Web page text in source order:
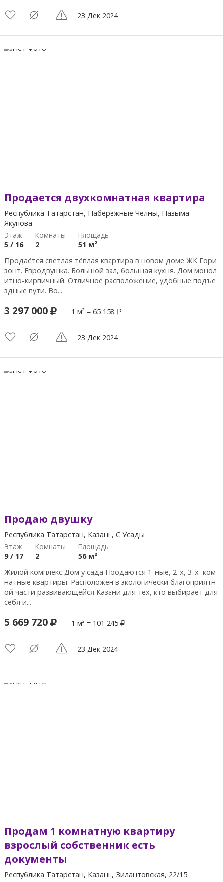
23 Дек 2024
Продается двухкомнатная квартира
Республика Татарстан, Набережные Челны, Назыма
Якупова
5 / 16 2
51 м²
Продаётся светлая тёплая квартира в новом доме ЖК Гори
зонт. Евродвушка. Большой зал, большая кухня. Дом монол
итно-кирпичный. Отличное расположение, удобные подъе
здные пути. Во...
3 297 000 1 м² = 65 158
23 Дек 2024
Продаю двушку
Республика Татарстан, Казань, С Усады
9 / 17 2
56 м²
Жилой комплекс Дом у сада Продаются 1-ные, 2-х, 3-х ком
натные квартиры. Расположен в экологически благоприятн
ой части развивающейся Казани для тех, кто выбирает для
себя и...
5 669 720 1 м² = 101 245
23 Дек 2024
Продам 1 комнатную квартиру
взрослый собственник есть
документы
Республика Татарстан, Казань, Зилантовская, 22/15